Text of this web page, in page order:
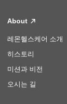
About
레몬헬스케어 소개
히스토리
미션과 비전
오시는 길